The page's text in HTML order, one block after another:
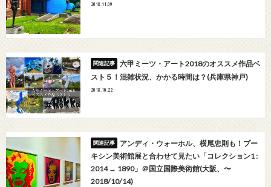
2018.11.09
六甲ミーツ・アート2018のオススメ作品ベ
スト５！混雑状況、かかる時間は？(兵庫県神戸)
2018.10.22
アンディ・ウォーホル、横尾忠則も！プー
キシン美術館展と合わせて見たい「コレクション1 :
2014 → 1890」＠国立国際美術館(大阪、〜
2018/10/14)